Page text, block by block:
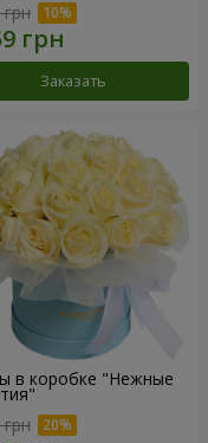
Заказать
в коробке "Нежные